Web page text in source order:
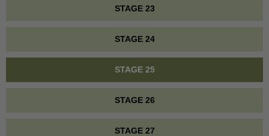
STAGE 23
STAGE 24
STAGE 25
STAGE 26
STAGE 27